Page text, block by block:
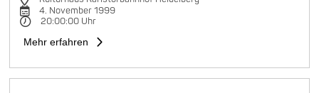
4. November 1999
20:00:00 Uhr
Mehr erfahren